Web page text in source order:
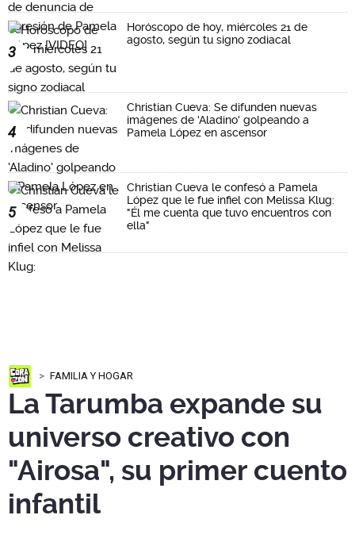
3
Horóscopo de hoy, miércoles 21 de
agosto, según tu signo zodiacal
4
Christian Cueva: Se difunden nuevas
imágenes de 'Aladino' golpeando a
Pamela López en ascensor
5
Christian Cueva le confesó a Pamela
López que le fue infiel con Melissa Klug:
"Él me cuenta que tuvo encuentros con
ella"
FAMILIA Y HOGAR
La Tarumba expande su
universo creativo con
"Airosa", su primer cuento
infantil